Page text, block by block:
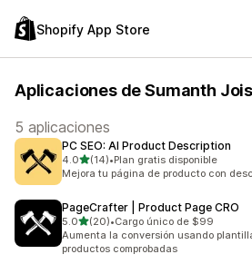
Shopify App Store
Aplicaciones de Sumanth Jois
5 aplicaciones
PC SEO: AI Product Description
4.0de 5 estrellas
(14)
14 reseñas en total
•Plan gratis disponible
Mejora tu página de producto con
PageCrafter | Product Page CRO
5.0de 5 estrellas
(20)
20 reseñas en total
•Cargo único de $99
Aumenta la conversión usando
productos comprobadas